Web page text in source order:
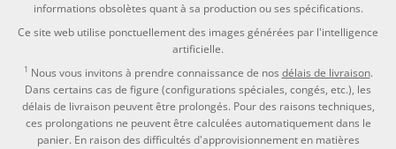
informations obsolètes quant à sa production ou ses spécifications.
Ce site web utilise ponctuellement des images générées par l'intelligence
artificielle.
1 Nous vous invitons à prendre connaissance de nos délais de livraison.
Dans certains cas de figure (configurations spéciales, congés, etc.), les
délais de livraison peuvent être prolongés. Pour des raisons techniques,
ces prolongations ne peuvent être calculées automatiquement dans le
panier. En raison des difficultés d'approvisionnement en matières